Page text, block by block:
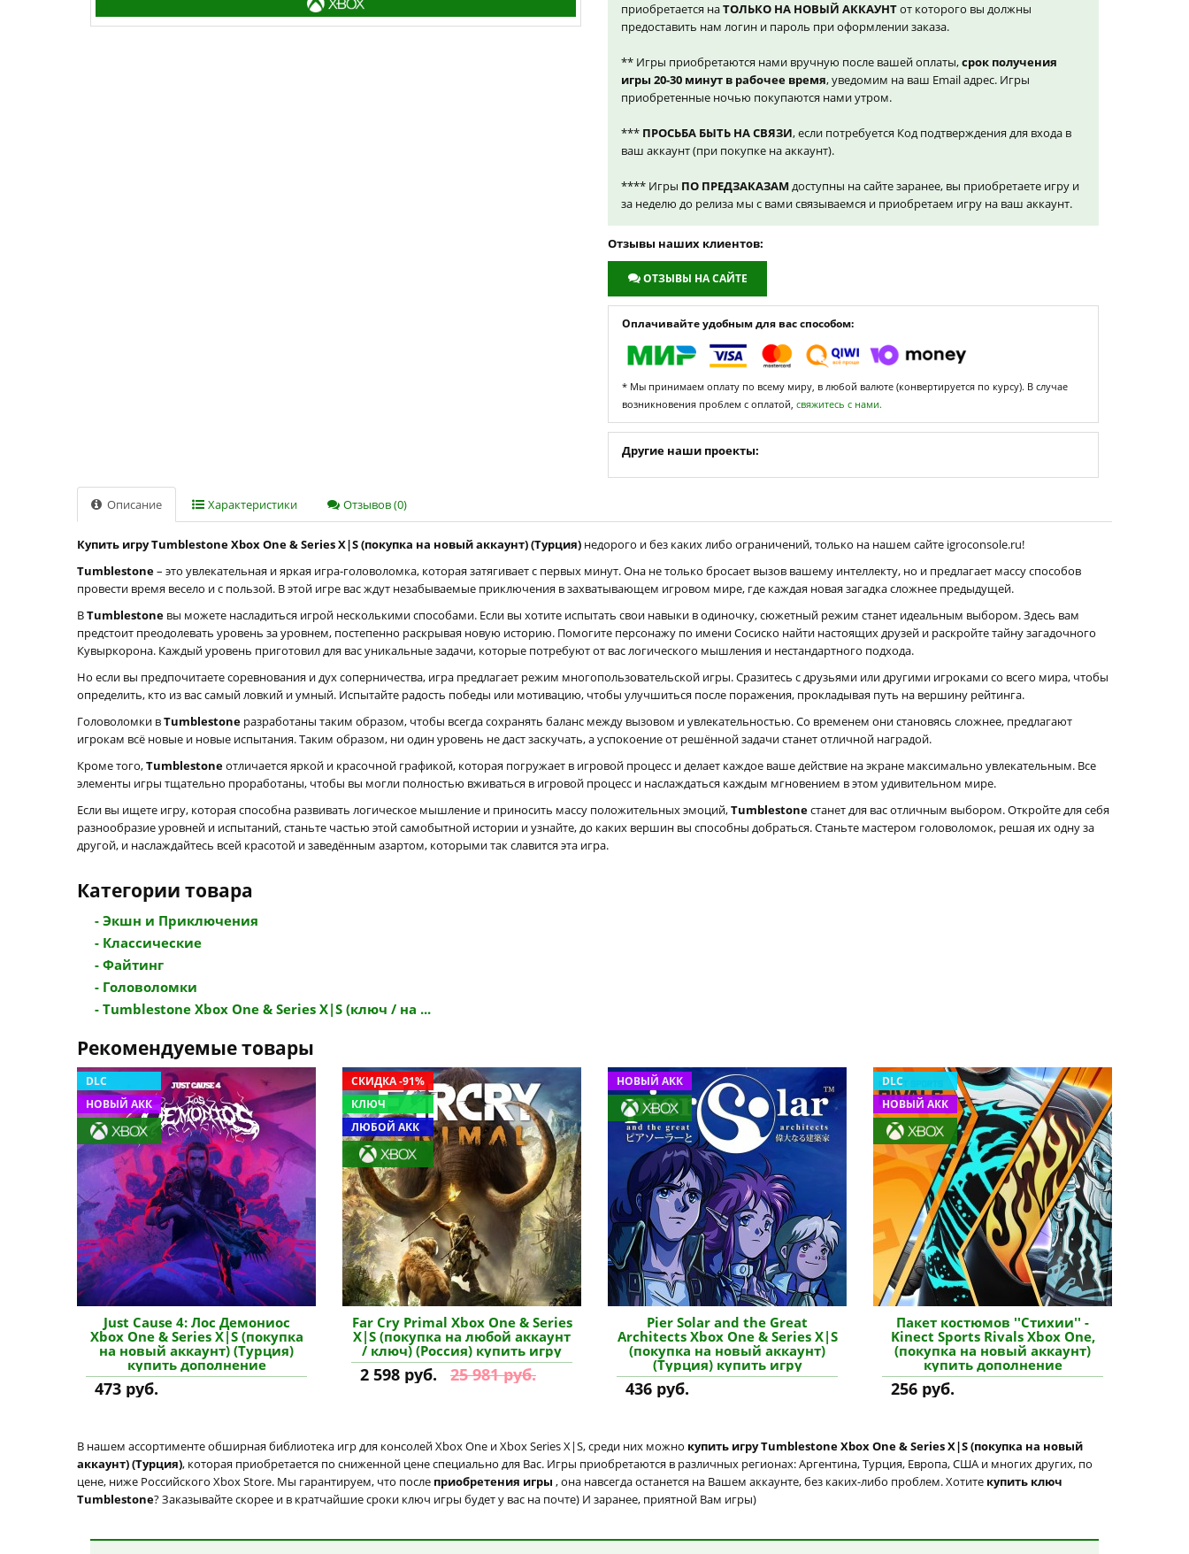
приобретается наТОЛЬКО НА НОВЫЙ АККАУНТот которого вы должны
предоставить нам логин и пароль при оформлении заказа.
** Игры приобретаются нами вручную после вашей оплаты,срок получения
игры 20-30 минут в рабочее время, уведомим на ваш Email адрес. Игры
приобретенные ночью покупаются нами утром.
*** ПРОСЬБА БЫТЬ НА СВЯЗИ, если потребуется Код подтверждения для входа в
ваш аккаунт (при покупке на аккаунт).
**** Игры ПО ПРЕДЗАКАЗАМ доступны на сайте заранее, вы приобретаете игру и
за неделю до релиза мы с вами связываемся и приобретаем игру на ваш аккаунт.
Отзывы наших клиентов:
ОТЗЫВЫ НА САЙТЕ
Оплачивайте удобным для вас способом:
* Мы принимаем оплату по всему миру, в любой валюте (конвертируется по курсу). В случае
возникновения проблем с оплатой, свяжитесь с нами.
Другие наши проекты:
Описание Характеристики Отзывов (0)
Купить игру Tumblestone Xbox One & Series X|S (покупка на новый аккаунт) (Турция) недорого и без каких либо ограничений, только на нашем сайте igroconsole.ru!
Tumblestone– это увлекательная и яркая игра-головоломка, которая затягивает с первых минут. Она не только бросает вызов вашему интеллекту, но и предлагает массу способов
провести время весело и с пользой. В этой игре вас ждут незабываемые приключения в захватывающем игровом мире, где каждая новая загадка сложнее предыдущей.
ВTumblestone вы можете насладиться игрой несколькими способами. Если вы хотите испытать свои навыки в одиночку, сюжетный режим станет идеальным выбором. Здесь вам
предстоит преодолевать уровень за уровнем, постепенно раскрывая новую историю. Помогите персонажу по имени Сосиско найти настоящих друзей и раскройте тайну загадочного
Кувыркорона. Каждый уровень приготовил для вас уникальные задачи, которые потребуют от вас логического мышления и нестандартного подхода.
Но если вы предпочитаете соревнования и дух соперничества, игра предлагает режим многопользовательской игры. Сразитесь с друзьями или другими игроками со всего мира, чтобы
определить, кто из вас самый ловкий и умный. Испытайте радость победы или мотивацию, чтобы улучшиться после поражения, прокладывая путь на вершину рейтинга.
Головоломки вTumblestone разработаны таким образом, чтобы всегда сохранять баланс между вызовом и увлекательностью. Со временем они становясь сложнее, предлагают
игрокам всё новые и новые испытания. Таким образом, ни один уровень не даст заскучать, а успокоение от решённой задачи станет отличной наградой.
Кроме того,Tumblestoneотличается яркой и красочной графикой, которая погружает в игровой процесс и делает каждое ваше действие на экране максимально увлекательным. Все
элементы игры тщательно проработаны, чтобы вы могли полностью вживаться в игровой процесс и наслаждаться каждым мгновением в этом удивительном мире.
Если вы ищете игру, которая способна развивать логическое мышление и приносить массу положительных эмоций,Tumblestoneстанет для вас отличным выбором. Откройте для себя
разнообразие уровней и испытаний, станьте частью этой самобытной истории и узнайте, до каких вершин вы способны добраться. Станьте мастером головоломок, решая их одну за
другой, и наслаждайтесь всей красотой и заведённым азартом, которыми так славится эта игра.
Категории товара
- Экшн и Приключения
- Классические
- Файтинг
- Головоломки
- Tumblestone Xbox One & Series X|S (ключ / на ...
Рекомендуемые товары
DLC
НОВЫЙ АКК
Just Cause 4: Лос Демониос
Xbox One & Series X|S (покупка
на новый аккаунт) (Турция)
купить дополнение
473 руб.
СКИДКА -91%
КЛЮЧ
ЛЮБОЙ АКК
Far Cry Primal Xbox One & Series
X|S (покупка на любой аккаунт
/ ключ) (Россия) купить игру
2 598 руб. 25 981 руб.
НОВЫЙ АКК
Pier Solar and the Great
Architects Xbox One & Series X|S
(покупка на новый аккаунт)
(Турция) купить игру
436 руб.
DLC
НОВЫЙ АКК
Пакет костюмов ''Стихии'' -
Kinect Sports Rivals Xbox One,
(покупка на новый аккаунт)
купить дополнение
256 руб.
В нашем ассортименте обширная библиотека игр для консолей Xbox One и Xbox Series X|S, среди них можно купить игру Tumblestone Xbox One & Series X|S (покупка на новый
аккаунт) (Турция), которая приобретается по сниженной цене специально для Вас. Игры приобретаются в различных регионах: Аргентина, Турция, Европа, США и многих других, по
цене, ниже Российского Xbox Store. Мы гарантируем, что после приобретения игры , она навсегда останется на Вашем аккаунте, без каких-либо проблем. Хотите купить ключ
Tumblestone? Заказывайте скорее и в кратчайшие сроки ключ игры будет у вас на почте) И заранее, приятной Вам игры)